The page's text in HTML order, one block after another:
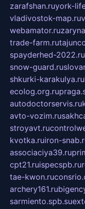
zarafshan.ruyork-
vladivostok-map.ru
webamator.ru
trade-farm.ru
spayderhed-2022.ru
snow-guard.ru
shkurki-karakulya.ru
ecolog.org.ru
autodoctorservis.ru
avto-vozim.ru
stroyavt.ru
kvotka.ruiron-
associaciya39.ru
cpt21.ruispecspb.ru
tae-kwon.ru
archery161.ru
sarmiento.spb.su